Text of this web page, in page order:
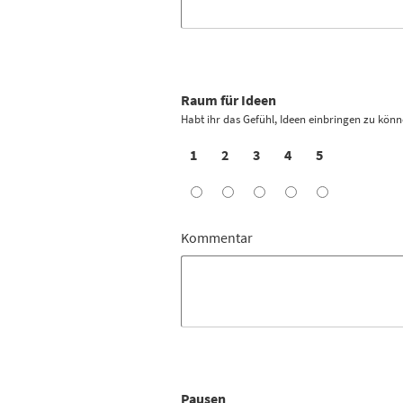
Raum für Ideen
Habt ihr das Gefühl, Ideen einbringen zu
1 2 3 4 5
Kommentar
Pausen